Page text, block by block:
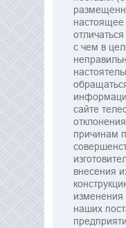
с чем в
сайте
причинам
внесения
изменения
наших